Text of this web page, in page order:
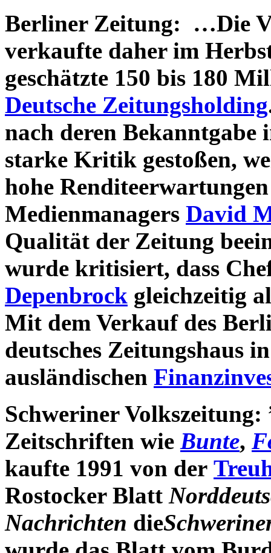
Berliner Zeitung: …Die
verkaufte daher im
geschätzte 150 bis 180
Deutsche Zeitungsholding
nach deren Bekanntgabe
starke Kritik gestoßen,
hohe
Medienmanagers David
Qualität der Zeitung
wurde kritisiert, dass
Depenbrock gleichzeitig
Mit dem Verkauf des
deutsches Zeitungshaus
ausländischen
Schweriner
Zeitschriften wie Bunte,
kaufte 1991 von der
Rostocker Blatt
Nachrichten die